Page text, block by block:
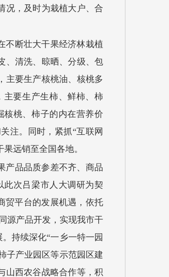
况，及时为栽植大户、合
不断壮大干果经济林栽植
、清洗、晾晒、分级、包
主要生产核桃油、核桃多
要生产生柿、鲜柿、柿
核桃、柿子的内在营养价
注。同时，紧抓“互联网
远销至全国各地。
产品品质参差不齐、商品
次吕梁市人大调研为契
贸平台的发展机遇，依托
源产品开发，实现我市干
持续深化“一乡一特一园
子产业园区等示范园区建
山西农谷战略合作等，积